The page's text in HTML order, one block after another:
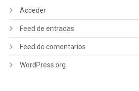
Acceder
Feed de entradas
Feed de comentarios
WordPress.org